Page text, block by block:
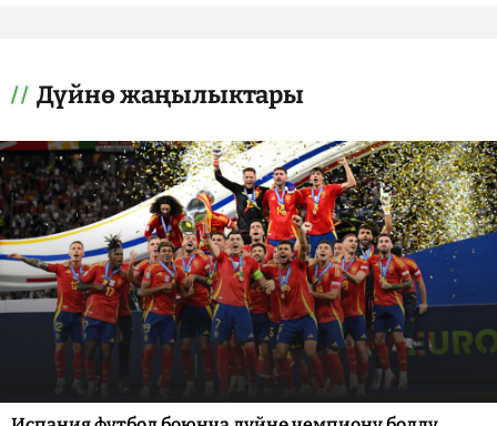
Дүйнө жаңылыктары